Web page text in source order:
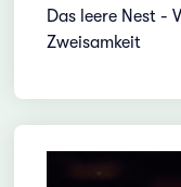
Das leere Nest -
Zweisamkeit